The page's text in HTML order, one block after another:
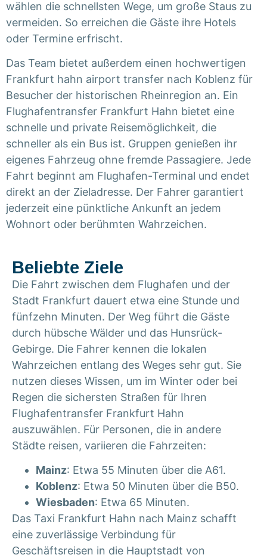
wählen die schnellsten Wege, um große Staus zu
vermeiden. So erreichen die Gäste ihre Hotels
oder Termine erfrischt.
Das Team bietet außerdem einen hochwertigen
Frankfurt hahn airport transfer nach Koblenz für
Besucher der historischen Rheinregion an. Ein
Flughafentransfer Frankfurt Hahn bietet eine
schnelle und private Reisemöglichkeit, die
schneller als ein Bus ist. Gruppen genießen ihr
eigenes Fahrzeug ohne fremde Passagiere. Jede
Fahrt beginnt am Flughafen-Terminal und endet
direkt an der Zieladresse. Der Fahrer garantiert
jederzeit eine pünktliche Ankunft an jedem
Wohnort oder berühmten Wahrzeichen.
Beliebte Ziele
Die Fahrt zwischen dem Flughafen und der
Stadt Frankfurt dauert etwa eine Stunde und
fünfzehn Minuten. Der Weg führt die Gäste
durch hübsche Wälder und das Hunsrück-
Gebirge. Die Fahrer kennen die lokalen
Wahrzeichen entlang des Weges sehr gut. Sie
nutzen dieses Wissen, um im Winter oder bei
Regen die sichersten Straßen für Ihren
Flughafentransfer Frankfurt Hahn
auszuwählen. Für Personen, die in andere
Städte reisen, variieren die Fahrzeiten:
Mainz: Etwa 55 Minuten über die A61.
Koblenz: Etwa 50 Minuten über die B50.
Wiesbaden: Etwa 65 Minuten.
Das Taxi Frankfurt Hahn nach Mainz schafft
eine zuverlässige Verbindung für
Geschäftsreisen in die Hauptstadt von